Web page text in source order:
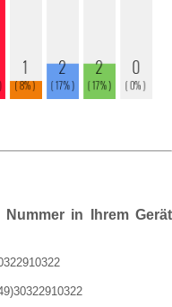
in Ihrem Gerät